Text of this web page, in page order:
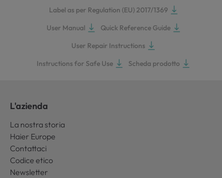
Label as per Regulation (EU) 2017/1369
User Manual
Quick Reference Guide
User Repair Instructions
Instructions for Safe Use
Scheda prodotto
L'azienda
La nostra storia
Haier Europe
Contattaci
Codice etico
Newsletter